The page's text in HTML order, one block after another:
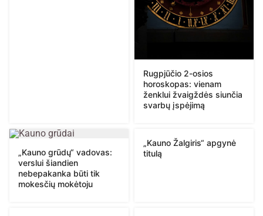
Rugpjūčio 2-osios
horoskopas: vienam
ženklui žvaigždės siunčia
svarbų įspėjimą
„Kauno grūdų“ vadovas:
verslui šiandien
nebepakanka būti tik
mokesčių mokėtoju
„Kauno Žalgiris“ apgynė
titulą